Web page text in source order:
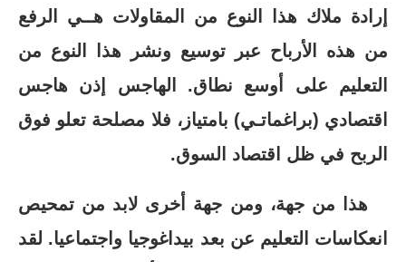
إرادة ملاك هذا النوع من المقاولات هــي الرفع
من هذه الأرباح عبر توسيع ونشر هذا النوع من
التعليم على أوسع نطاق. الهاجس إذن هاجس
اقتصادي (براغماتـي) بامتياز، فلا مصلحة تعلو فوق
الربح في ظل اقتصاد السوق.
هذا من جهة، ومن جهة أخرى لابد من تمحيص
انعكاسات التعليم عن بعد بيداغوجيا واجتماعيا. لقد